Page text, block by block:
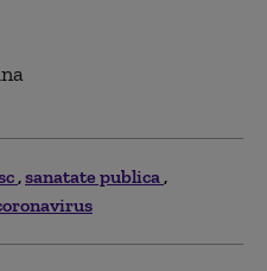
sanatate publica